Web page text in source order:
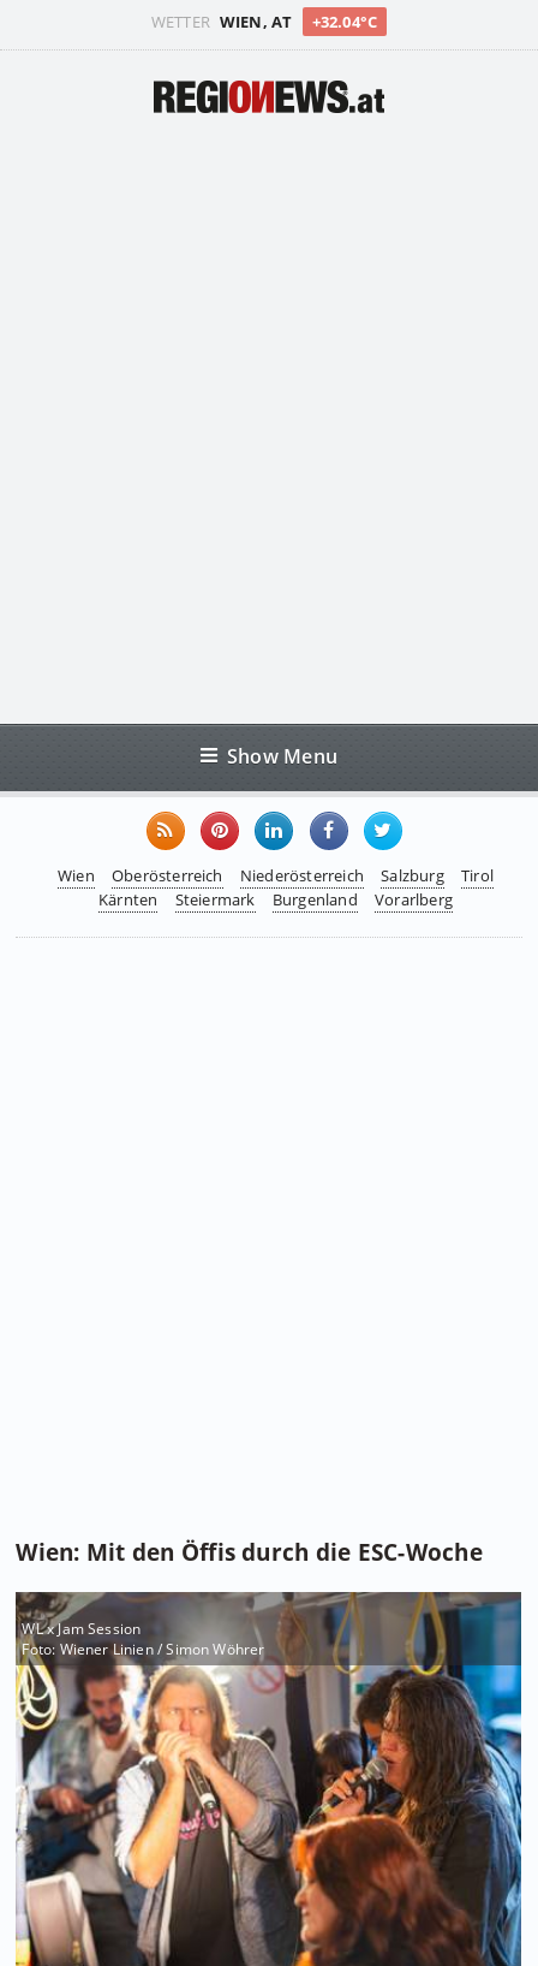
WETTER WIEN, AT +32.04°C
Show Menu
Wien Oberösterreich Niederösterreich Salzburg
Tirol
Kärnten
Steiermark Burgenland Vorarlberg
Wien: Mit den Öffis durch die ESC-Woche
WL x Jam Session
Foto: Wiener Linien / Simon Wöhrer